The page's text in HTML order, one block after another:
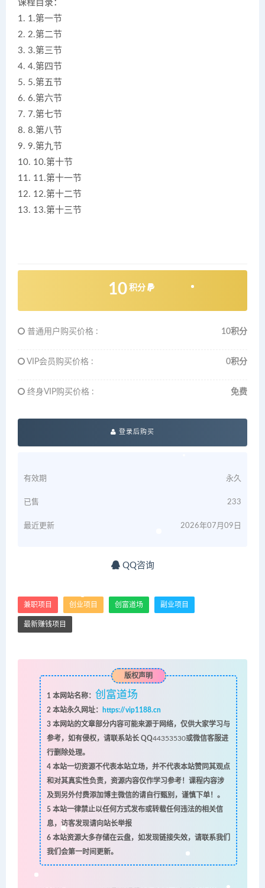
课程目录：
1. 1.第一节
2. 2.第二节
3. 3.第三节
4. 4.第四节
5. 5.第五节
6. 6.第六节
7. 7.第七节
8. 8.第八节
9. 9.第九节
10. 10.第十节
11. 11.第十一节
12. 12.第十二节
13. 13.第十三节
10 积分
普通用户购买价格 : 10积分
VIP会员购买价格 : 0积分
终身VIP购买价格 : 免费
登录后购买
有效期 永久
已售 233
最近更新 2026年07月09日
QQ咨询
兼职项目 创业项目 创富道场 副业项目
最新赚钱项目
版权声明
1 本网站名称： 创富道场
2本站永久网址：
https://vip1188.cn
3本网站的文章部分内容可能来源于网络，仅供大家学习与
参考，如有侵权，请联系站长 QQ44353530或微信客服进
行删除处理。
4本站一切资源不代表本站立场，并不代表本站赞同其观点
和对其真实性负责，资源内容仅作学习参考！课程内容涉
及到另外付费添加博主微信的请自行甄别，谨慎下单！。
5本站一律禁止以任何方式发布或转载任何违法的相关信
息，访客发现请向站长举报
6本站资源大多存储在云盘，如发现链接失效，请联系我们
我们会第一时间更新。